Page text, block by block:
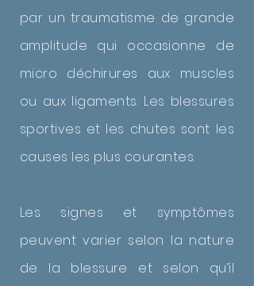
par un traumatisme de grande
amplitude qui occasionne de
micro déchirures aux muscles
ou aux ligaments. Les blessures
sportives et les chutes sont les
causes les plus courantes.
Les signes et symptômes
peuvent varier selon la nature
de la blessure et selon qu’il